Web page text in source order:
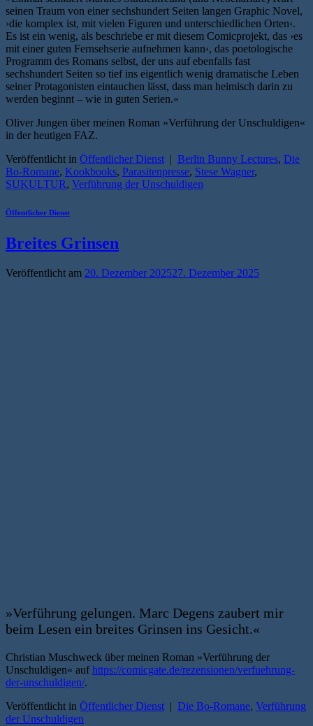
seinen Traum von einer sechshundert Seiten langen Graphic Novel,
›die komplex ist, mit vielen Figuren und unterschiedlichen Orten‹.
Es ist ein wenig, als beschriebe er mit diesem Comicprojekt, das ›es
mit einer guten Fernsehserie aufnehmen kann‹, das poetologische
Programm des Romans selbst, der uns auf ebenfalls fast
sechshundert Seiten so tief ins eigentlich wenig dramatische Leben
seiner Protagonisten eintauchen lässt, dass man heimisch darin zu
werden beginnt – wie in guten Serien.«
Oliver Jungen über meinen Roman »Verführung der Unschuldigen«
in der heutigen FAZ.
Veröffentlicht in Öffentlicher Dienst | Berlin Bunny Lectures, Die
Bo-Romane, Kookbooks, Parasitenpresse, Stese Wagner,
SUKULTUR, Verführung der Unschuldigen
Öffentlicher Dienst
Breites Grinsen
Veröffentlicht am 20. Dezember 202527. Dezember 2025
»Verführung gelungen. Marc Degens zaubert mir
beim Lesen ein breites Grinsen ins Gesicht.«
Christian Muschweck über meinen Roman »Verführung der
Unschuldigen« aufhttps://comicgate.de/rezensionen/verfuehrung-
der-unschuldigen/.
Veröffentlicht in Öffentlicher Dienst | Die Bo-Romane, Verführung
der Unschuldigen